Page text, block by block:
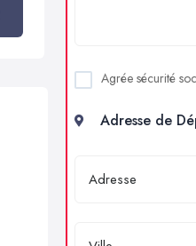
Agrée sécurité
Adresse de